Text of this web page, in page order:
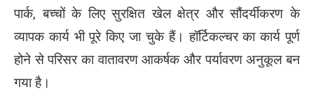
पार्क, बच्चों के लिए सुरक्षित खेल क्षेत्र और सौंदर्यीकरण के
व्यापक कार्य भी पूरे किए जा चुके हैं। हॉर्टिकल्चर का कार्य पूर्ण
होने से परिसर का वातावरण आकर्षक और पर्यावरण अनुकूल बन
गया है।